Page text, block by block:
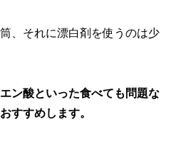
、それに漂白剤を使うのは少
ン酸といった食べても問題な
すすめします。